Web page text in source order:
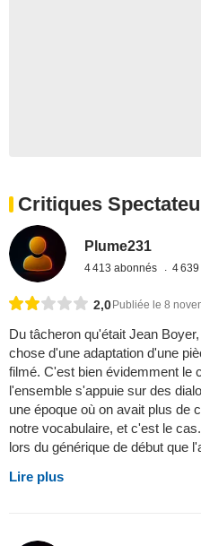
Critiques
Plume231
4 413 abonnés 4
2,0 Publiée le 8
Du tâcheron qu'était Jean
chose d'une adaptation d'une
filmé. C'est bien évidemment le
l'ensemble s'appuie sur des
une époque où on avait plus de
notre vocabulaire, et c'est le
lors du générique de début que
Lire plus